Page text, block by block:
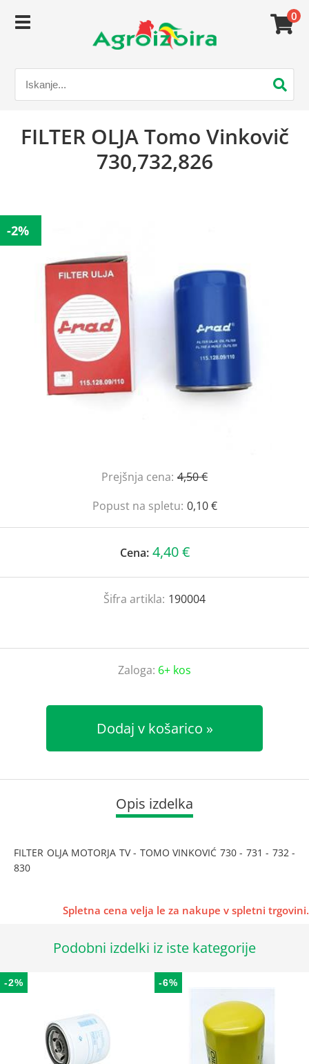
0
FILTER OLJA Tomo Vinkovič
730,732,826
-2%
Prejšnja cena: 4,50 €
Popust na spletu: 0,10 €
Cena: 4,40 €
Šifra artikla: 190004
Zaloga: 6+ kos
Dodaj v košarico
Opis izdelka
FILTER OLJA MOTORJA TV - TOMO VINKOVIĆ 730 - 731 - 732 -
830
Spletna cena velja le za nakupe v spletni trgovini.
Podobni izdelki iz iste kategorije
-2% -6%